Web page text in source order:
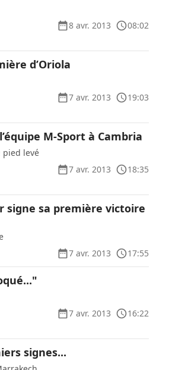
8 avr. 2013
08:02
d’Oriola
7 avr. 2013
19:03
M-Sport à Cambria
pied levé
7 avr. 2013
18:35
signe sa première victoire
7 avr. 2013
17:55
7 avr. 2013
16:22
signes...